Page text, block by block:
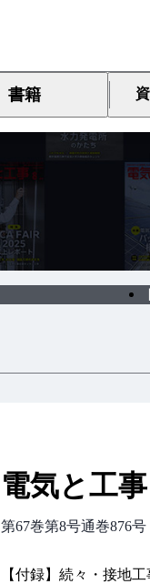
書籍
電気と工
第67巻第8号通巻876号
【付録】続々・接地